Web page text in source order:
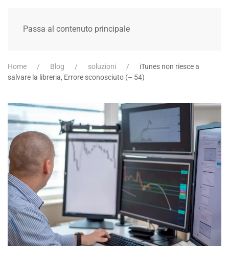
Passa al contenuto principale
Home Blog soluzioni
iTunes non riesce a
salvare la libreria, Errore sconosciuto (– 54)